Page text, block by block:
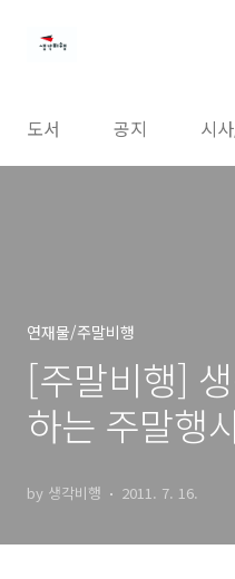
도서 공지 시
연재물/주말비행
[주말비행]
하는 주말행
by 생각비행 2011. 7. 16.